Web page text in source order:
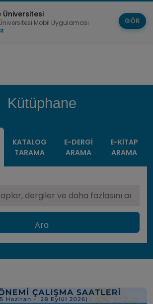
Kütüphane
KATALOG
TARAMA
E-DERGI
ARAMA
E-KITAP
ARAMA
Üniversitesi
Mobil Uygulaması
GÖR